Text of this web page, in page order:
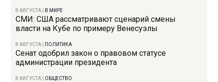
8 АВГУСТА В МИРЕ
СМИ: США рассматривают сценарий смены
власти на Кубе по примеру Венесуэлы
8 АВГУСТА ПОЛИТИКА
Сенат одобрил закон о правовом статусе
администрации президента
8 АВГУСТА ОБЩЕСТВО